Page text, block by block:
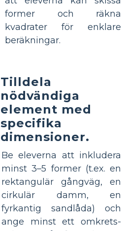
former och räkna
kvadrater för enklare
beräkningar.
Tilldela
nödvändiga
element med
specifika
dimensioner.
Be eleverna att inkludera
minst 3–5 former (t.ex. en
rektangulär gångväg, en
cirkulär damm, en
fyrkantig sandlåda) och
ange minst ett omkrets-